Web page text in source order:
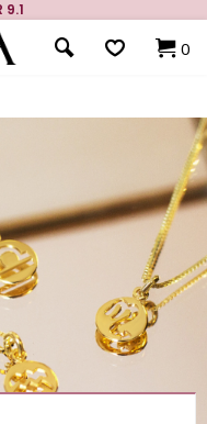
700.000+ TEVREDEN KLANTEN
0